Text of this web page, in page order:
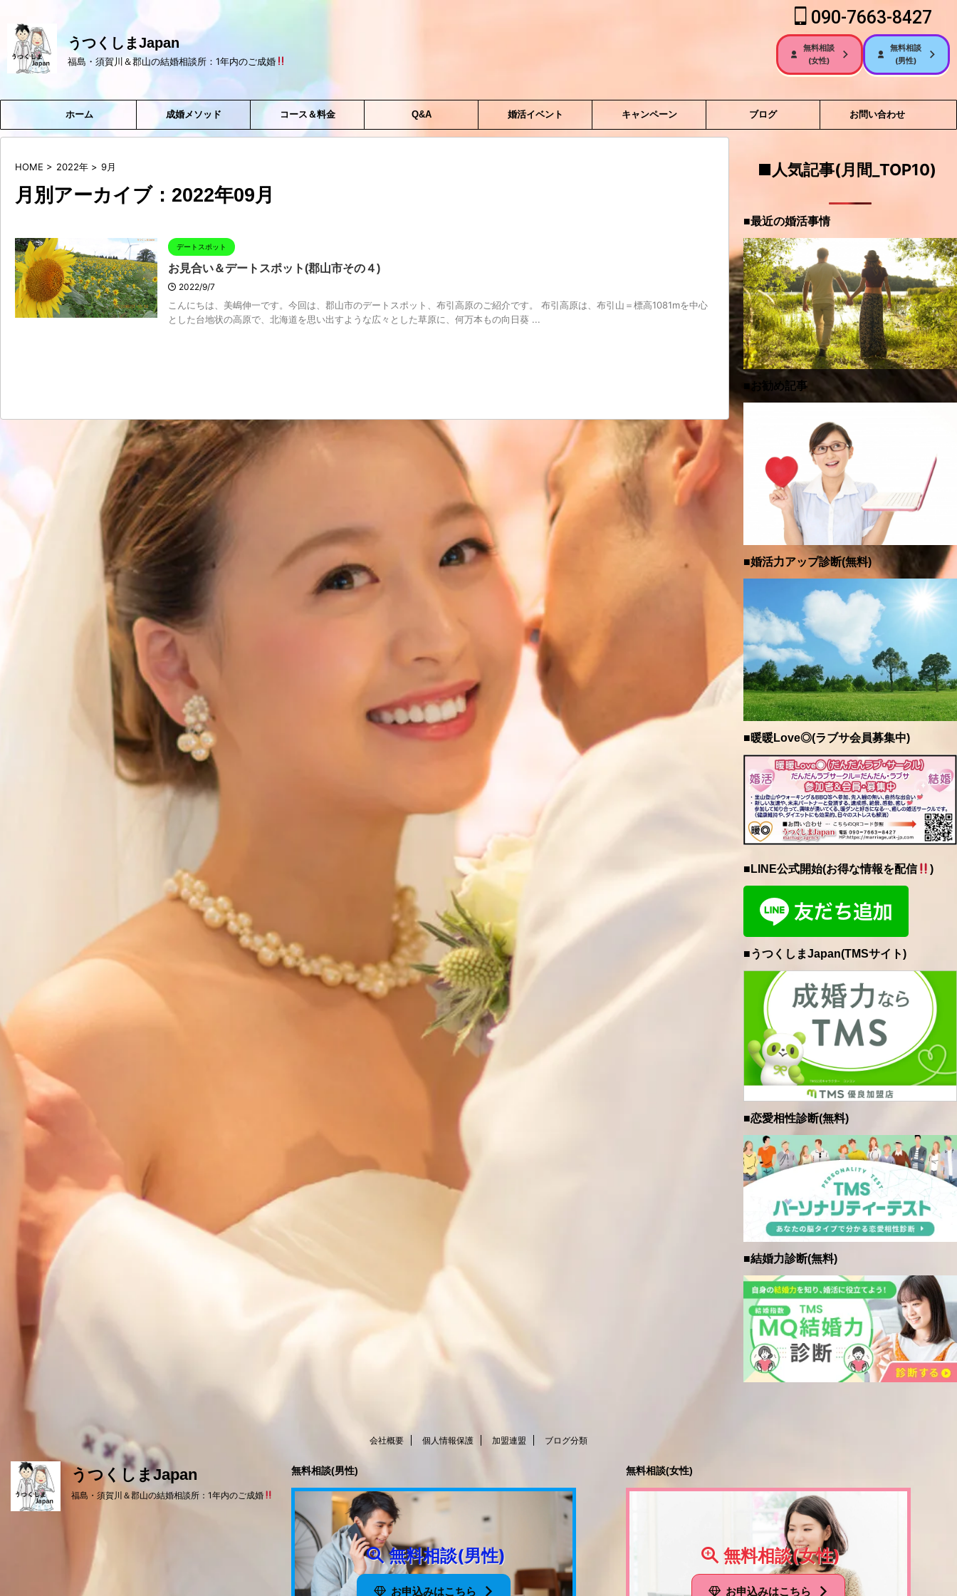
うつくしまJapan
福島・須賀川＆郡山の結婚相談所：1年内のご成婚
090-7663-8427
無料相談
(女性)
無料相談
(男性)
ホーム 成婚メソッド コース＆料金 Q&A 婚活イベント キャンペーン ブログ お問い合わせ
HOME > 2022年 > 9月
月別アーカイブ：2022年09月
デートスポット
お見合い＆デートスポット(郡山市その４)
2022/9/7
こんにちは、美嶋伸一です。今回は、郡山市のデートスポット、布引高原のご紹介です。 布引高原は、布引山＝標高1081mを中心
とした台地状の高原で、北海道を思い出すような広々とした草原に、何万本もの向日葵 ...
■人気記事(月間_TOP10)
■最近の婚活事情
■お勧め記事
■婚活力アップ診断(無料)
■暖暖Love◎(ラブサ会員募集中)
■LINE公式開始(お得な情報を配信 )
■うつくしまJapan(TMSサイト)
■恋愛相性診断(無料)
■結婚力診断(無料)
会社概要 個人情報保護 加盟連盟 ブログ分類
無料相談(男性)
無料相談(男性)
お申込みはこちら
無料相談(女性)
無料相談(女性)
お申込みはこちら
うつくしまJapan
福島・須賀川＆郡山の結婚相談所：1年内のご成婚